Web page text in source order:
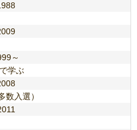
～
学ぶ
数入選）